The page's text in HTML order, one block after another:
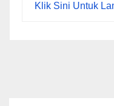
Klik Sini Untuk